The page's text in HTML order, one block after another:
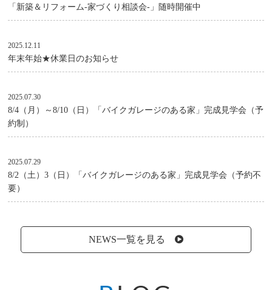
「新築＆リフォーム-家づくり相談会-」随時開催中
2025.12.11
年末年始★休業日のお知らせ
2025.07.30
8/4（月）～8/10（日）「バイクガレージのある家」完成見学会（予
約制）
2025.07.29
8/2（土）3（日）「バイクガレージのある家」完成見学会（予約不
要）
NEWS一覧を見る